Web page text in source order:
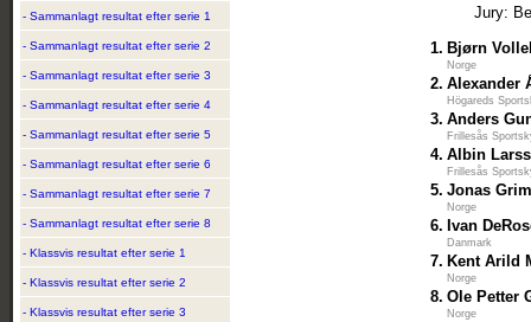
- Sammanlagt resultat efter serie 1
- Sammanlagt resultat efter serie 2
- Sammanlagt resultat efter serie 3
- Sammanlagt resultat efter serie 4
- Sammanlagt resultat efter serie 5
- Sammanlagt resultat efter serie 6
- Sammanlagt resultat efter serie 7
- Sammanlagt resultat efter serie 8
- Klassvis resultat efter serie 1
- Klassvis resultat efter serie 2
- Klassvis resultat efter serie 3
Jury:
1. Bjørn
Norge
2. Alexander
Högareds
3. Anders
Frillesås
4. Albin
Frillesås
5. Jonas
Norge
6. Ivan
Danmark
7. Kent Arild
Norge
8. Ole Petter
Norge